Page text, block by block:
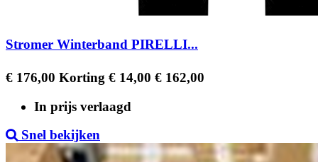
Stromer Winterband PIRELLI...
Regular
€ 176,00 Korting € 14,00 Prijs
€ 162,00
In prijs verlaagd
Snel bekijken